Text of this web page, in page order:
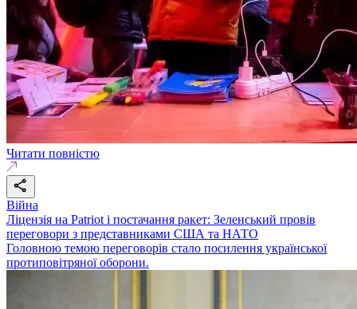
Читати повністю
Війна
Ліцензія на Patriot і постачання ракет: Зеленський провів
переговори з представниками США та НАТО
Головною темою переговорів стало посилення української
протиповітряної оборони.